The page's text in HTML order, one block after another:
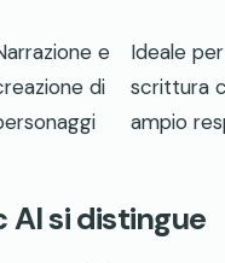
e
di
Ideale
scrittura
ampio
AI si distingue